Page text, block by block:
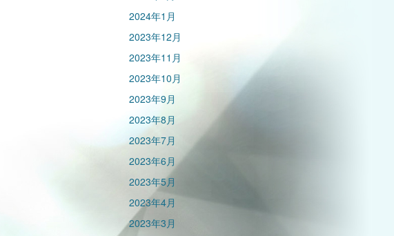
2024年1月
2023年12月
2023年11月
2023年10月
2023年9月
2023年8月
2023年7月
2023年6月
2023年5月
2023年4月
2023年3月